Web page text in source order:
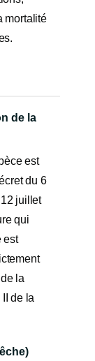
mortalité
de la
est
du 6
juillet
qui
est
la
de la